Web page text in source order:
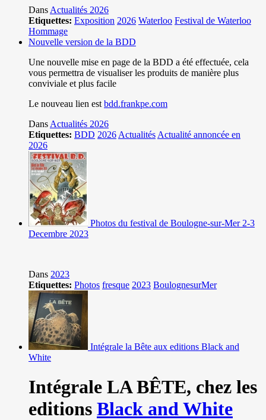
Dans Actualités 2026
Etiquettes: Exposition 2026 Waterloo Festival de Waterloo
Hommage
Nouvelle version de la BDD
Une nouvelle mise en page de la BDD a été effectuée, cela
vous permettra de visualiser les produits de manière plus
conviviale et plus facile
Le nouveau lien est bdd.frankpe.com
Dans Actualités 2026
Etiquettes: BDD 2026 Actualités Actualité annoncée en
2026
Photos du festival de Boulogne-sur-Mer 2-3
Decembre 2023
Dans 2023
Etiquettes: Photos fresque 2023 BoulognesurMer
Intégrale la Bête aux editions Black and
White
Intégrale LA BÊTE, chez les
editions Black and White